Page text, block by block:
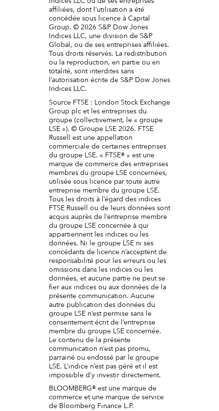
affiliées, dont l’utilisation a été
concédée sous licence à Capital
Group. © 2026 S&P Dow Jones
Indices LLC, une division de S&P
Global, ou de ses entreprises affiliées.
Tous droits réservés. La redistribution
ou la reproduction, en partie ou en
totalité, sont interdites sans
l’autorisation écrite de S&P Dow Jones
Indices LLC.
Source FTSE : London Stock Exchange
Group plc et les entreprises du
groupe (collectivement, le « groupe
LSE »). © Groupe LSE 2026. FTSE
Russell est une appellation
commerciale de certaines entreprises
du groupe LSE. « FTSE® » est une
marque de commerce des entreprises
membres du groupe LSE concernées,
utilisée sous licence par toute autre
entreprise membre du groupe LSE.
Tous les droits à l’égard des indices
FTSE Russell ou de leurs données sont
acquis auprès de l’entreprise membre
du groupe LSE concernée à qui
appartiennent les indices ou les
données. Ni le groupe LSE ni ses
concédants de licence n’acceptent de
responsabilité pour les erreurs ou les
omissions dans les indices ou les
données, et aucune partie ne peut se
fier aux indices ou aux données de la
présente communication. Aucune
autre publication des données du
groupe LSE n’est permise sans le
consentement écrit de l’entreprise
membre du groupe LSE concernée.
Le contenu de la présente
communication n’est pas promu,
parrainé ou endossé par le groupe
LSE. L’indice n’est pas géré et il est
impossible d’y investir directement.
BLOOMBERG® est une marque de
commerce et une marque de service
de Bloomberg Finance L.P.